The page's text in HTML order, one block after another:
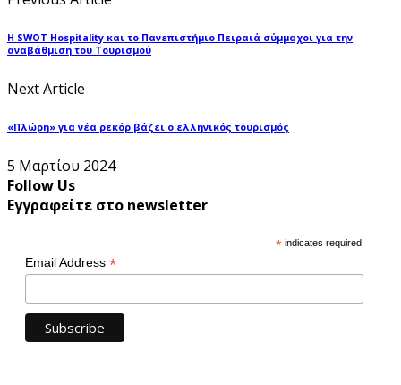
Η SWOT Hospitality και το Πανεπιστήμιο Πειραιά σύμμαχοι για την
αναβάθμιση του Τουρισμού
Next Article
«Πλώρη» για νέα ρεκόρ βάζει ο ελληνικός τουρισμός
5 Μαρτίου 2024
Follow Us
Εγγραφείτε στο newsletter
* indicates required
Email Address *